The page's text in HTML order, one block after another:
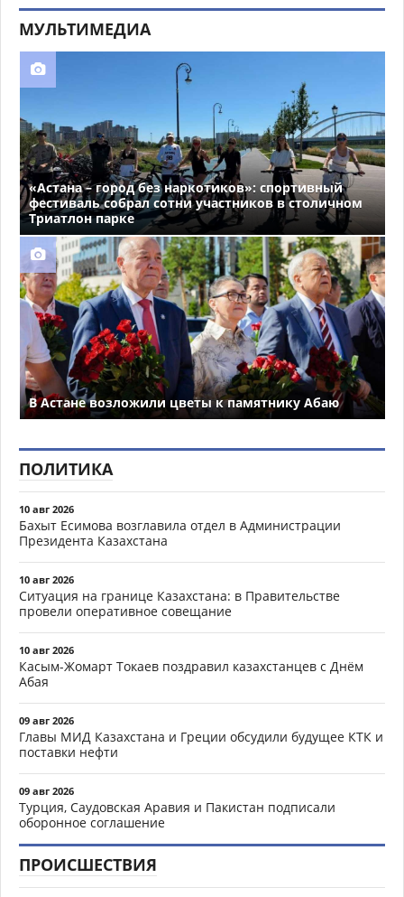
МУЛЬТИМЕДИА
«Астана – город без наркотиков»: спортивный
фестиваль собрал сотни участников в столичном
Триатлон парке
В Астане возложили цветы к памятнику Абаю
ПОЛИТИКА
10 авг 2026
Бахыт Есимова возглавила отдел в Администрации
Президента Казахстана
10 авг 2026
Ситуация на границе Казахстана: в Правительстве
провели оперативное совещание
10 авг 2026
Касым-Жомарт Токаев поздравил казахстанцев с Днём
Абая
09 авг 2026
Главы МИД Казахстана и Греции обсудили будущее КТК и
поставки нефти
09 авг 2026
Турция, Саудовская Аравия и Пакистан подписали
оборонное соглашение
ПРОИСШЕСТВИЯ